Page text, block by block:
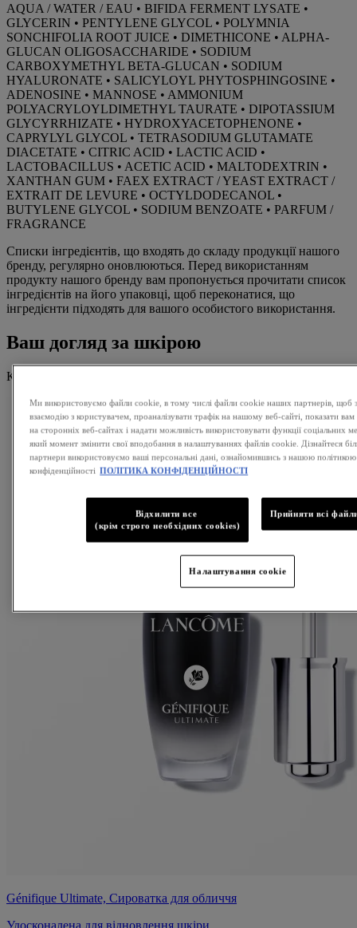
AQUA / WATER / EAU • BIFIDA FERMENT LYSATE •
GLYCERIN • PENTYLENE GLYCOL • POLYMNIA
SONCHIFOLIA ROOT JUICE • DIMETHICONE • ALPHA-
GLUCAN OLIGOSACCHARIDE • SODIUM
CARBOXYMETHYL BETA-GLUCAN • SODIUM
HYALURONATE • SALICYLOYL PHYTOSPHINGOSINE •
ADENOSINE • MANNOSE • AMMONIUM
POLYACRYLOYLDIMETHYL TAURATE • DIPOTASSIUM
GLYCYRRHIZATE • HYDROXYACETOPHENONE •
CAPRYLYL GLYCOL • TETRASODIUM GLUTAMATE
DIACETATE • CITRIC ACID • LACTIC ACID •
LACTOBACILLUS • ACETIC ACID • MALTODEXTRIN •
XANTHAN GUM • FAEX EXTRACT / YEAST EXTRACT /
EXTRAIT DE LEVURE • OCTYLDODECANOL •
BUTYLENE GLYCOL • SODIUM BENZOATE • PARFUM /
FRAGRANCE
Списки інгредієнтів, що входять до складу продукції нашого
бренду, регулярно оновлюються. Перед використанням
продукту нашого бренду вам пропонується прочитати список
інгредієнтів на його упаковці, щоб переконатися, що
інгредієнти підходять для вашого особистого використання.
Ваш догляд за шкірою
Крок 1: Сироватка
Génifique Ultimate, Сироватка для обличчя
Удосконалена для відновлення шкіри
Ми використовуємо файли cookie, в тому числі файли cookie наших партнерів, щоб
взаємодію з користувачем, проаналізувати трафік на нашому веб-сайті, показати
на сторонніх веб-сайтах і надати можливість використовувати функції
який момент змінити свої вподобання в налаштуваннях файлів cookie. Дізнайтеся
партнери використовуємо ваші персональні дані, ознайомившись з нашою політикою
конфіденційності ПОЛІТИКА КОНФІДЕНЦІЙНОСТІ
Відхилити все
(крім строго необхідних cookies)
Прийняти всі
Налаштування cookie